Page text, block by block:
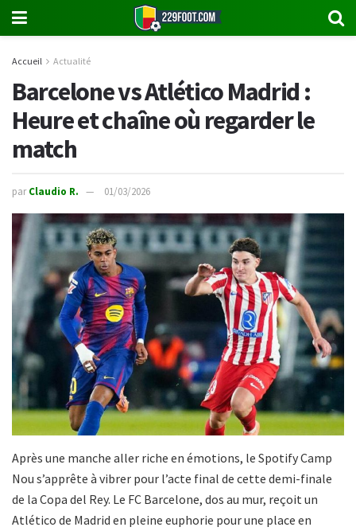
Accueil Actualité
Barcelone vs Atlético Madrid :
Heure et chaîne où regarder le
match
par Claudio R. 01/03/2026
Après une manche aller riche en émotions, le Spotify Camp
Nou s’apprête à vibrer pour l’acte final de cette demi-finale
de la Copa del Rey. Le FC Barcelone, dos au mur, reçoit un
Atlético de Madrid en pleine euphorie pour une place en